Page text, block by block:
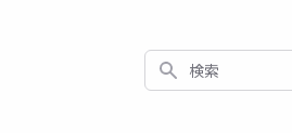
検索